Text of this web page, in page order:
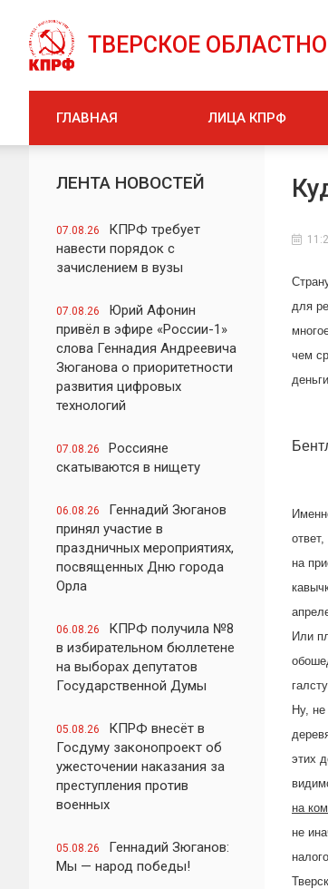
ТВЕРСКОЕ
ГЛАВНАЯ ЛИЦА КПРФ
ЛЕНТА НОВОСТЕЙ
07.08.26
КПРФ требует
навести порядок с
зачислением в вузы
07.08.26
Юрий Афонин
привёл в эфире «России-1»
слова Геннадия Андреевича
Зюганова о приоритетности
развития цифровых
технологий
07.08.26
Россияне
скатываются в нищету
06.08.26
Геннадий Зюганов
принял участие в
праздничных мероприятиях,
посвященных Дню города
Орла
06.08.26
КПРФ получила №8
в избирательном бюллетене
на выборах депутатов
Государственной Думы
05.08.26
КПРФ внесёт в
Госдуму законопроект об
ужесточении наказания за
преступления против
военных
05.08.26
Геннадий Зюганов:
Мы — народ победы!
для
чем
на
Или
Ну,
этих
на
не